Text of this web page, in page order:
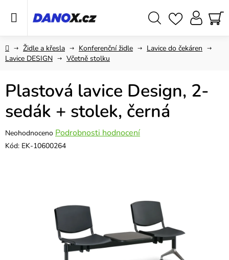
DomůŽidle a křesla Konferenční židle
Lavice do čekáren
Lavice DESIGN
Včetně stolku
Plastová lavice Design, 2-
sedák + stolek, černá
Průměrné
hodnocení
Neohodnoceno Podrobnosti hodnocení
Kód: EK-10600264